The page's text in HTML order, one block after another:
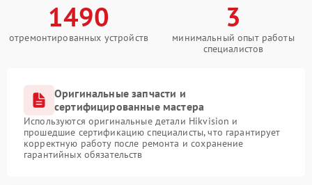
1490
отремонтированных устройств
3
минимальный опыт работы
специалистов
Оригинальные запчасти и
сертифицированные мастера
Используются оригинальные детали Hikvision и
прошедшие сертификацию специалисты, что гарантирует
корректную работу после ремонта и сохранение
гарантийных обязательств